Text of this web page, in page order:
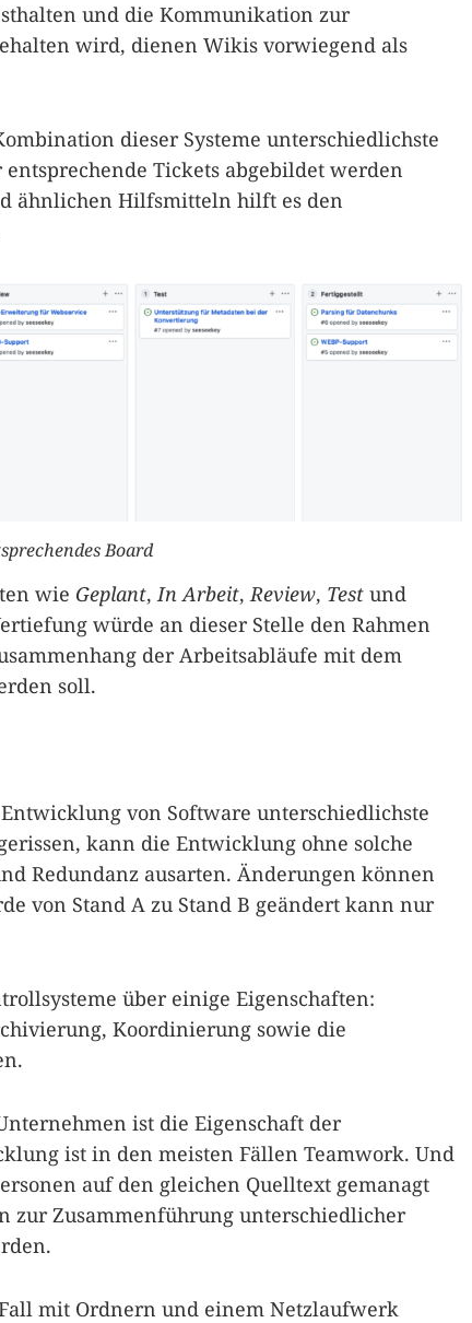
und die Kommunikation zur
wird, dienen Wikis vorwiegend als
dieser Systeme unterschiedlichste
Tickets abgebildet werden
ähnlichen Hilfsmitteln hilft es den
Board
wie Geplant, In Arbeit, Review, Test und
würde an dieser Stelle den Rahmen
der Arbeitsabläufe mit dem
soll.
von Software unterschiedlichste
kann die Entwicklung ohne solche
Redundanz ausarten. Änderungen können
von Stand A zu Stand B geändert kann nur
über einige Eigenschaften:
Koordinierung sowie die
ist die Eigenschaft der
ist in den meisten Fällen Teamwork. Und
auf den gleichen Quelltext gemanagt
zur Zusammenführung unterschiedlicher
mit Ordnern und einem Netzlaufwerk